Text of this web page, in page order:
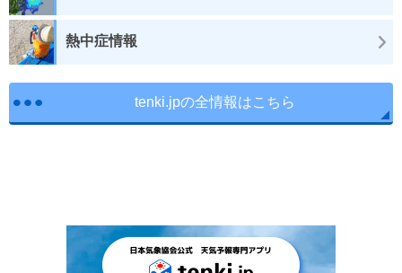
熱中症情報
tenki.jpの全情報はこちら